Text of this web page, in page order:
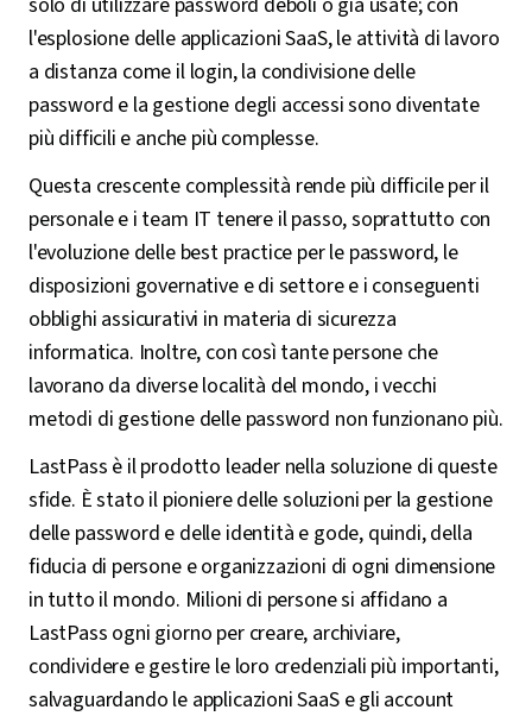
l'esplosione delle applicazioni SaaS, le attività di lavoro
a distanza come il login, la condivisione delle
password e la gestione degli accessi sono diventate
più difficili e anche più complesse.
Questa crescente complessità rende più difficile per il
personale e i team IT tenere il passo, soprattutto con
l'evoluzione delle best practice per le password, le
disposizioni governative e di settore e i conseguenti
obblighi assicurativi in materia di sicurezza
informatica. Inoltre, con così tante persone che
lavorano da diverse località del mondo, i vecchi
metodi di gestione delle password non funzionano più.
LastPass è il prodotto leader nella soluzione di queste
sfide. È stato il pioniere delle soluzioni per la gestione
delle password e delle identità e gode, quindi, della
fiducia di persone e organizzazioni di ogni dimensione
in tutto il mondo. Milioni di persone si affidano a
LastPass ogni giorno per creare, archiviare,
condividere e gestire le loro credenziali più importanti,
salvaguardando le applicazioni SaaS e gli account